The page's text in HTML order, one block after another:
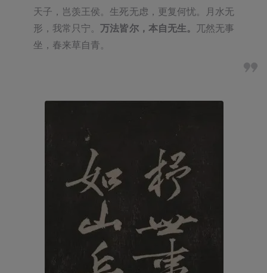
天子，岂羡王侯。生死无虑，更复何忧。月水无
形，我常只宁。万法皆尔，本自无生。 兀然无事
坐，春来草自青。